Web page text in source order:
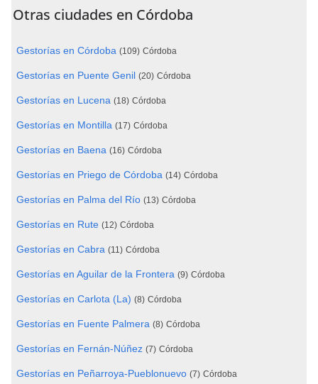
Otras ciudades en Córdoba
Gestorías en Córdoba (109) Córdoba
Gestorías en Puente Genil (20) Córdoba
Gestorías en Lucena (18) Córdoba
Gestorías en Montilla (17) Córdoba
Gestorías en Baena (16) Córdoba
Gestorías en Priego de Córdoba (14) Córdoba
Gestorías en Palma del Río (13) Córdoba
Gestorías en Rute (12) Córdoba
Gestorías en Cabra (11) Córdoba
Gestorías en Aguilar de la Frontera (9) Córdoba
Gestorías en Carlota (La) (8) Córdoba
Gestorías en Fuente Palmera (8) Córdoba
Gestorías en Fernán-Núñez (7) Córdoba
Gestorías en Peñarroya-Pueblonuevo (7) Córdoba